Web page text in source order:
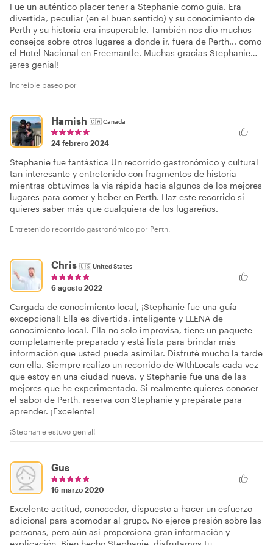
Fue un auténtico placer tener a Stephanie como guía. Era
divertida, peculiar (en el buen sentido) y su conocimiento de
Perth y su historia era insuperable. También nos dio muchos
consejos sobre otros lugares a donde ir, fuera de Perth... como
el Hotel Nacional en Freemantle. Muchas gracias Stephanie…
¡eres genial!
Increíble paseo por
Hamish 🇨🇦Canada
24 febrero 2024
Stephanie fue fantástica Un recorrido gastronómico y cultural
tan interesante y entretenido con fragmentos de historia
mientras obtuvimos la vía rápida hacia algunos de los mejores
lugares para comer y beber en Perth. Haz este recorrido si
quieres saber más que cualquiera de los lugareños.
Entretenido recorrido gastronómico por Perth.
Chris 🇺🇸United States
6 agosto 2022
Cargada de conocimiento local, ¡Stephanie fue una guía
excepcional! Ella es divertida, inteligente y LLENA de
conocimiento local. Ella no solo improvisa, tiene un paquete
completamente preparado y está lista para brindar más
información que usted pueda asimilar. Disfruté mucho la tarde
con ella. Siempre realizo un recorrido de WIthLocals cada vez
que estoy en una ciudad nueva, y Stephanie fue una de las
mejores que he experimentado. Si realmente quieres conocer
el sabor de Perth, reserva con Stephanie y prepárate para
aprender. ¡Excelente!
¡Stephanie estuvo genial!
Gus
16 marzo 2020
Excelente actitud, conocedor, dispuesto a hacer un esfuerzo
adicional para acomodar al grupo. No ejerce presión sobre las
personas, pero aún así proporciona gran información y